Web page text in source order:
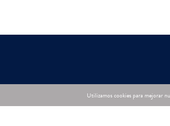
Utilizamos cookies para mejorar